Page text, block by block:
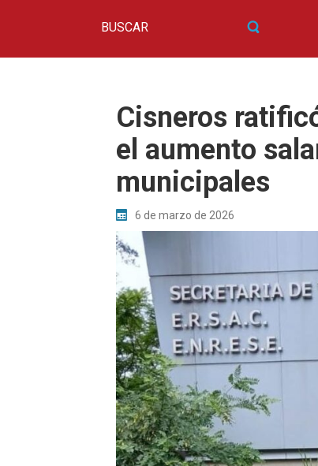
Cisneros
el aumento
municipales
6 de marzo de 2026